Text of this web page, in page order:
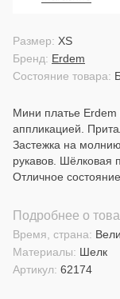
Состояние товара:
Бренд: Erdem
Размер: XS
Мини платье Erdem
аппликацией.
Застежка на
рукавов. Шёлковая
Отличное состояние.
Подробнее о
Материалы: Шелк
Время, страна:
Артикул: 62174